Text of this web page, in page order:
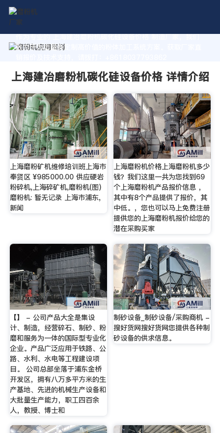
作为专业的 上海建冶磨粉机碳化硅设备价格 制造厂家，我们
致力于为您量身定制高价值的粉体加工系统方案。获取厂家直
上海建冶磨粉机碳化硅设备价格 详情介绍
上海磨粉矿机维修培训班上海市
奉贤区 ¥985000.00 供应硬岩
粉碎机,上海碎矿机,磨粉机(图)
磨粉机: 暂无记录 上海市浦东,
新闻
上海磨粉机价格上海磨粉机多少
钱？我们这里一共为您找到69
个上海磨粉机产品报价信息 ，
其中有8个产品提供了报价，其
中低。，您也可以马上免费注册
提供您的上海磨粉机报价给您的
潜在采购买家
【】 - 公司产品大全是集设
计、制造，经营碎石、制砂、粉
磨和服务为一体的国际型专业化
企业。产品广泛应用于铁路、公
路、水利、水电等工程建设项
目。 公司总部坐落于浦东金桥
开发区，拥有八万多平方米的生
产基地、先进的机械生产设备和
大批量生产能力，职工四百余
人，教授、博士和
制砂设备_制砂设备/采购商机 -
搜好货网搜好货网您提供各种制
砂设备的供求信息。